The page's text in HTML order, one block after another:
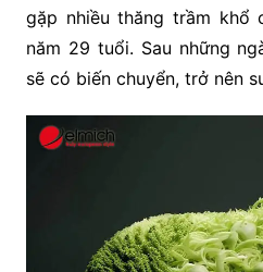
gặp nhiều thăng trầm khổ
năm 29 tuổi. Sau những
sẽ có biến chuyển, trở nên